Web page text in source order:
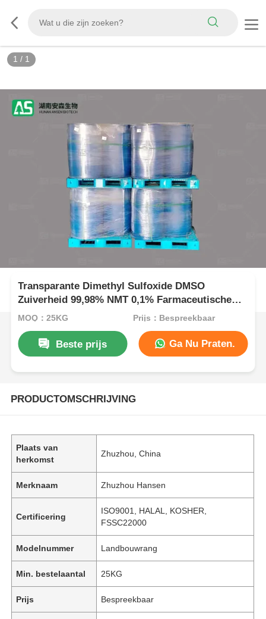
1 / 1
Transparante Dimethyl Sulfoxide DMSO
Zuiverheid 99,98% NMT 0,1% Farmaceutische
Rang
MOQ：25KG Prijs：Bespreekbaar
Beste prijs Ga Nu Praten.
PRODUCTOMSCHRIJVING
Plaats van
herkomst
Zhuzhou, China
Merknaam Zhuzhou Hansen
Certificering
ISO9001, HALAL, KOSHER,
FSSC22000
Modelnummer Landbouwrang
Min. bestelaantal 25KG
Prijs Bespreekbaar